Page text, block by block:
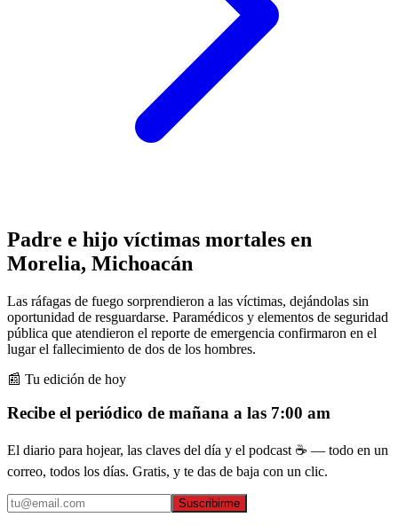
Padre e hijo víctimas mortales en
Morelia, Michoacán
Las ráfagas de fuego sorprendieron a las víctimas, dejándolas sin
oportunidad de resguardarse. Paramédicos y elementos de seguridad
pública que atendieron el reporte de emergencia confirmaron en el
lugar el fallecimiento de dos de los hombres.
📰 Tu edición de hoy
Recibe el periódico de mañana a las 7:00 am
El diario para hojear, las claves del día y el podcast ☕ — todo en un
correo, todos los días. Gratis, y te das de baja con un clic.
Suscribirme